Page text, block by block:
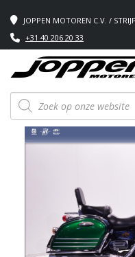
JOPPEN MOTOREN C.V. /
+31 40 206 20 33
Producten
zoeken